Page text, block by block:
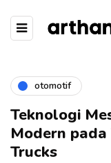
otomotif
Teknologi
Modern
Trucks